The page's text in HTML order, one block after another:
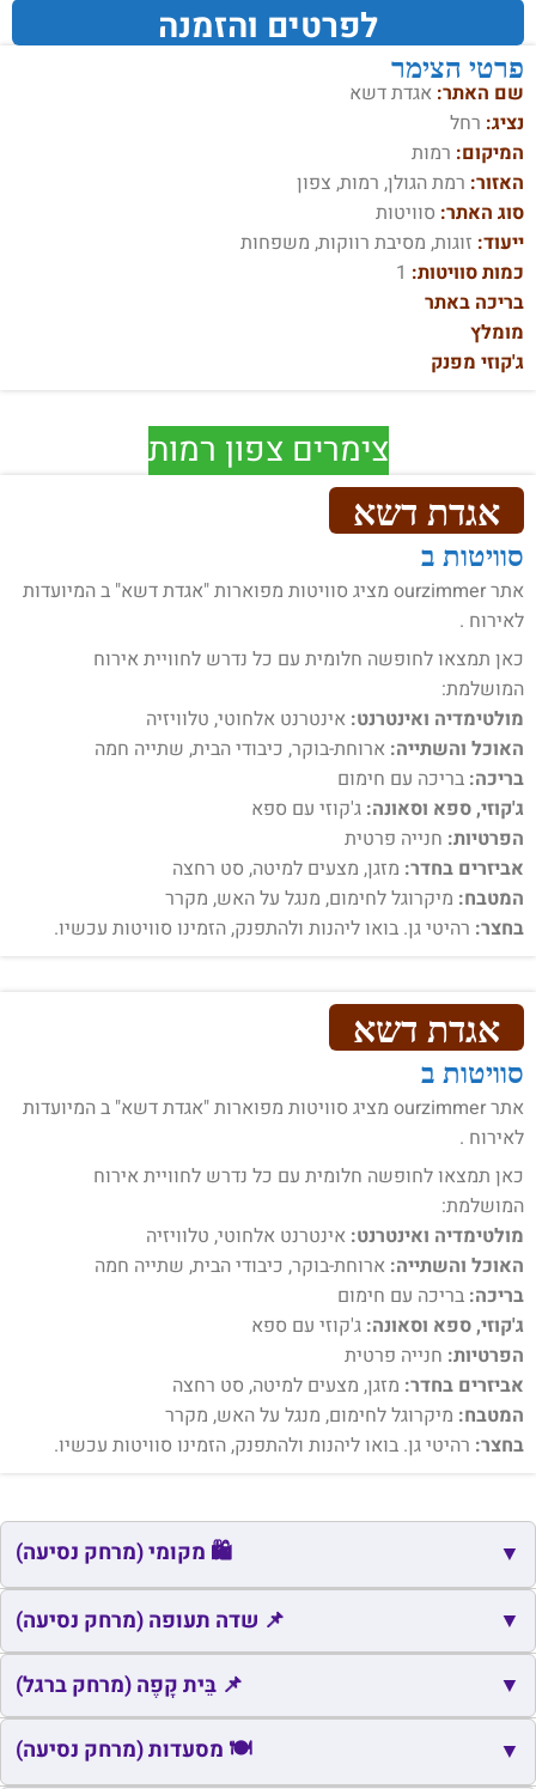
לפרטים והזמנה
פרטי הצימר
שם האתר: אגדת דשא
נציג: רחל
המיקום: רמות
האזור: רמת הגולן, רמות, צפון
סוג האתר: סוויטות
ייעוד: זוגות, מסיבת רווקות, משפחות
כמות סוויטות: 1
בריכה באתר
מומלץ
ג'קוזי מפנק
צימרים צפון רמות
אגדת דשא
סוויטות ב
אתר ourzimmer מציג סוויטות מפוארות "אגדת דשא" ב המיועדות
לאירוח .
כאן תמצאו לחופשה חלומית עם כל נדרש לחוויית אירוח
המושלמת:
מולטימדיה ואינטרנט: אינטרנט אלחוטי, טלוויזיה
האוכל והשתייה: ארוחת-בוקר, כיבודי הבית, שתייה חמה
בריכה: בריכה עם חימום
ג'קוזי, ספא וסאונה: ג'קוזי עם ספא
הפרטיות: חנייה פרטית
אביזרים בחדר: מזגן, מצעים למיטה, סט רחצה
המטבח: מיקרוגל לחימום, מנגל על האש, מקרר
בחצר: רהיטי גן. בואו ליהנות ולהתפנק, הזמינו סוויטות עכשיו.
אגדת דשא
סוויטות ב
אתר ourzimmer מציג סוויטות מפוארות "אגדת דשא" ב המיועדות
לאירוח .
כאן תמצאו לחופשה חלומית עם כל נדרש לחוויית אירוח
המושלמת:
מולטימדיה ואינטרנט: אינטרנט אלחוטי, טלוויזיה
האוכל והשתייה: ארוחת-בוקר, כיבודי הבית, שתייה חמה
בריכה: בריכה עם חימום
ג'קוזי, ספא וסאונה: ג'קוזי עם ספא
הפרטיות: חנייה פרטית
אביזרים בחדר: מזגן, מצעים למיטה, סט רחצה
המטבח: מיקרוגל לחימום, מנגל על האש, מקרר
בחצר: רהיטי גן. בואו ליהנות ולהתפנק, הזמינו סוויטות עכשיו.
▼
🛍️ מקומי (מרחק נסיעה)
🛍️
מרחק זמן
🛍️
1.3
4
▼
📌 שדה תעופה (מרחק נסיעה)
📌
כתובת מרחק זמן
📌 ראש פינה 33.1
34
▼
📌 בֵּית קָפֶה (מרחק ברגל)
📌
כתובת מרחק זמן ▼
🍽️ מסעדות (מרחק נסיעה)